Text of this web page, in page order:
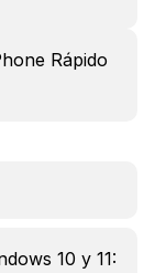
Rápido
10 y 11: